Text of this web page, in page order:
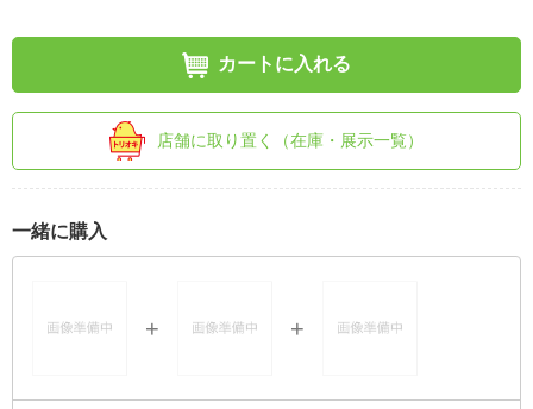
カートに入れる
店舗に取り置く（在庫・展示一覧）
一緒に購入